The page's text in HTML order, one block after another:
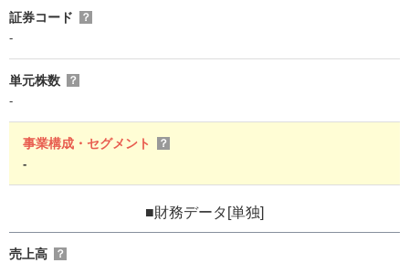
証券コード ？
-
単元株数 ？
-
事業構成・セグメント ？
-
■財務データ[単独]
売上高 ？